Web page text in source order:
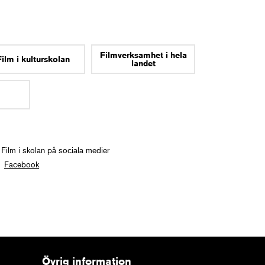
i kulturskolan Filmverksamhet i hela
landet
i skolan på sociala medier
Facebook
Övrig information